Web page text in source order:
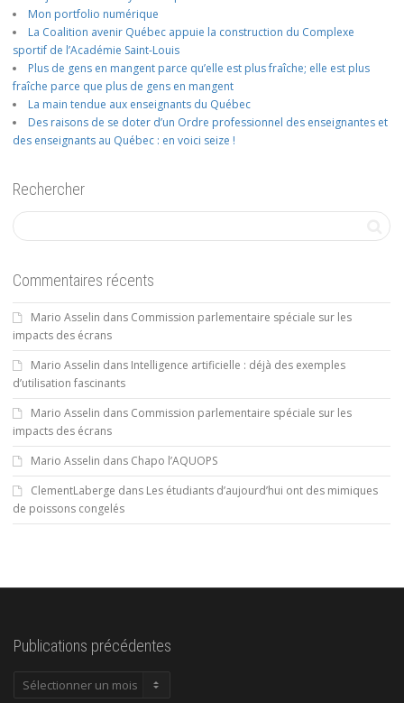
Mon portfolio numérique
La Coalition avenir Québec appuie la construction du Complexe
sportif de l’Académie Saint-Louis
Plus de gens en mangent parce qu’elle est plus fraîche; elle est plus
fraîche parce que plus de gens en mangent
La main tendue aux enseignants du Québec
Des raisons de se doter d’un Ordre professionnel des enseignantes et
des enseignants au Québec : en voici seize !
Rechercher
Commentaires récents
Mario Asselin dans Commission parlementaire spéciale sur les
impacts des écrans
Mario Asselin dans Intelligence artificielle : déjà des exemples
d’utilisation fascinants
Mario Asselin dans Commission parlementaire spéciale sur les
impacts des écrans
Mario Asselin dans Chapo l’AQUOPS
ClementLaberge dans Les étudiants d’aujourd’hui ont des mimiques
de poissons congelés
Publications précédentes
Publications